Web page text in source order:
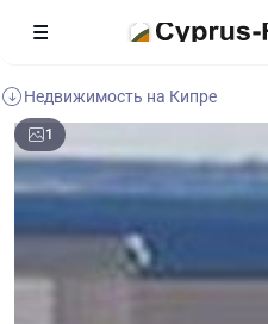
Недвижимость на Кипре
1